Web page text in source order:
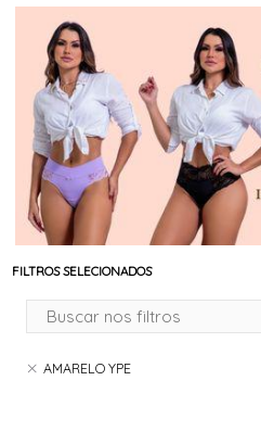
FILTROS SELECIONADOS
AMARELO YPE